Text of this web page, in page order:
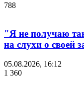
788
"Я не получаю
на слухи о своей
05.08.2026, 16:12
1 360